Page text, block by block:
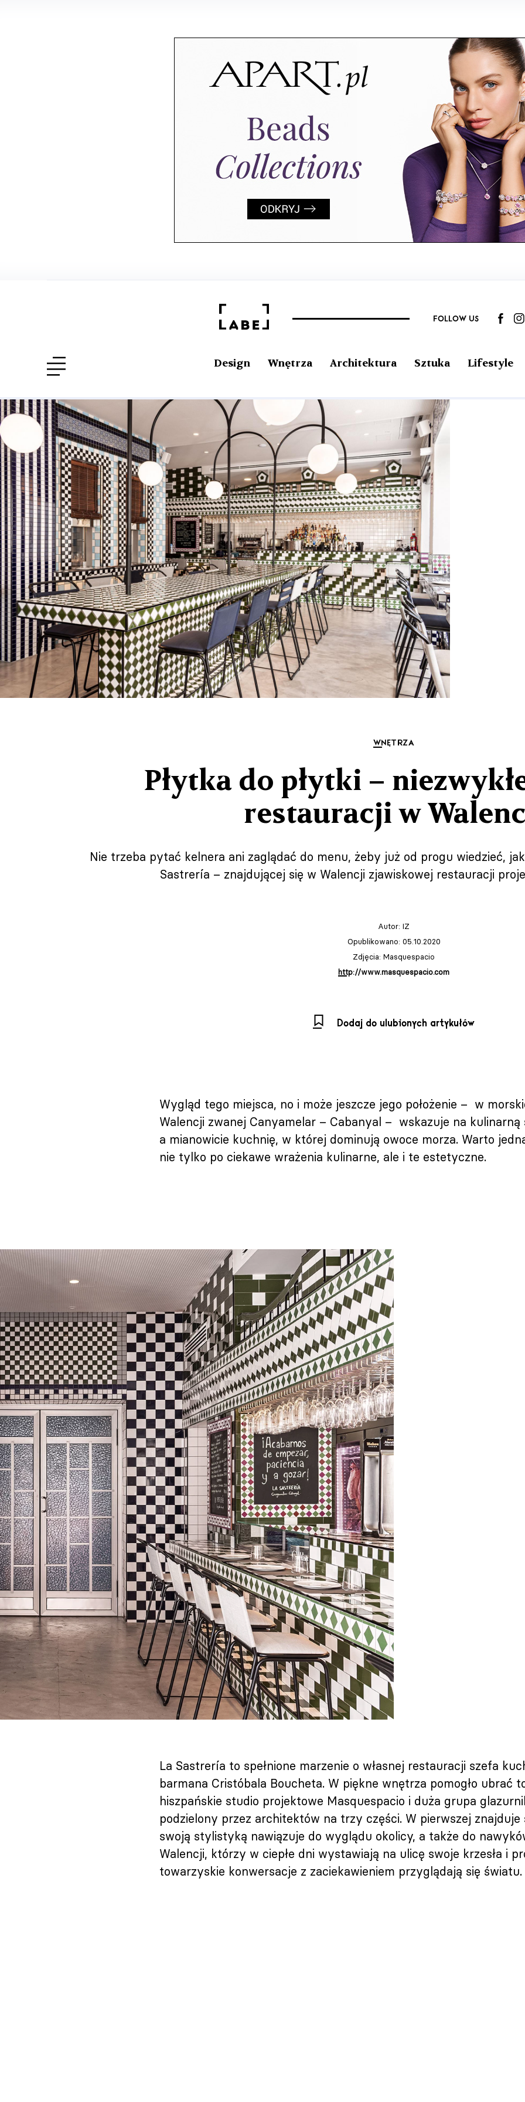
FOLLOW US
Design Wnętrza Architektura Sztuka Lifestyle
WNĘTRZA
Płytka do płytki –
restauracji w
Nie trzeba pytać kelnera ani zaglądać do menu, żeby już od progu wiedzieć,
Sastrería – znajdującej się w Walencji zjawiskowej restauracji
Autor: IZ
Opublikowano: 05.10.2020
Zdjęcia: Masquespacio
http://www.masquespacio.com
Dodaj do ulubionych artykułów
Wygląd tego miejsca, no i może jeszcze jego położenie – w
Walencji zwanej Canyamelar – Cabanyal – wskazuje na kulinarną
a mianowicie kuchnię, w której dominują owoce morza. Warto
nie tylko po ciekawe wrażenia kulinarne, ale i te estetyczne.
La Sastrería to spełnione marzenie o własnej restauracji szefa
barmana Cristóbala Boucheta. W piękne wnętrza pomogło ubrać
hiszpańskie studio projektowe Masquespacio i duża grupa
podzielony przez architektów na trzy części. W pierwszej znajduje
swoją stylistyką nawiązuje do wyglądu okolicy, a także do
Walencji, którzy w ciepłe dni wystawiają na ulicę swoje krzesła i
towarzyskie konwersacje z zaciekawieniem przyglądają się światu.